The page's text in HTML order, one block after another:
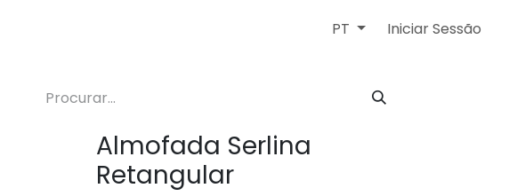
PT Iniciar Sessão
Almofada Serlina
Retangular